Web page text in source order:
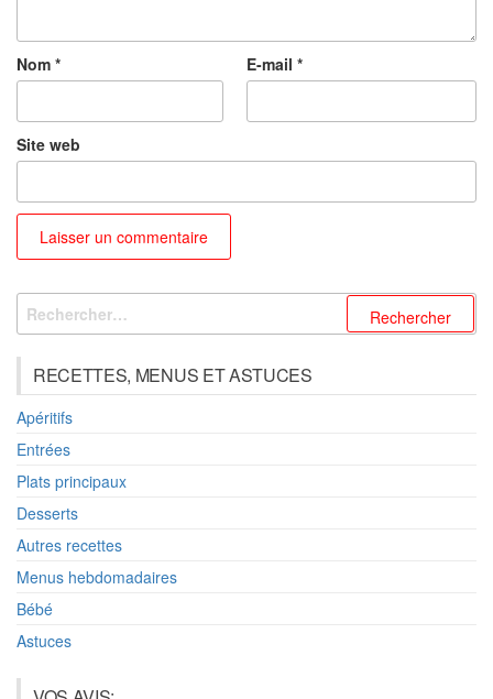
Nom * E-mail *
Site web
Rechercher :
RECETTES, MENUS ET ASTUCES
Apéritifs
Entrées
Plats principaux
Desserts
Autres recettes
Menus hebdomadaires
Bébé
Astuces